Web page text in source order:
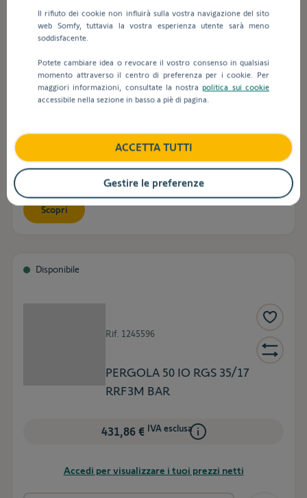
Ysia 16 Channels Patio io
Telecomando a 16 canali per gestire i tuoi dispositivi in
tecnologia io-homecontrol del tuo spazio esterno.
Scopri
Disponibile
Rif. 1245596
PERGOLA 50 IO RGS 35/17
RRF3M BAR
431,86 € IVA esclusa
Accedi per visualizzare i tuoi prezzi netti
Il rifiuto dei cookie non influirà sulla vostra navigazione del sito
web Somfy, tuttavia la vostra esperienza utente sarà meno
soddisfacente.
Potete cambiare idea o revocare il vostro consenso in qualsiasi
momento attraverso il centro di preferenza per i cookie. Per
maggiori informazioni, consultate la nostrapolitica sui cookie
accessibile nella sezione in basso a piè di pagina.
ACCETTA TUTTI
Gestire le preferenze